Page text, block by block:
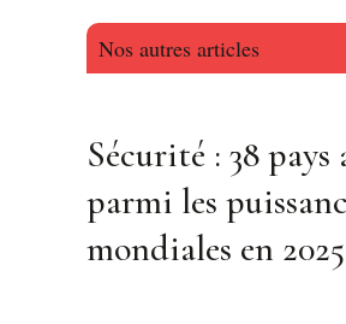
Nos autres articles
Sécurité : 38 pays
parmi les
mondiales en 2025